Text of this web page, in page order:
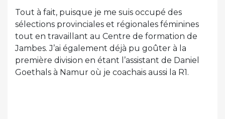
Tout à fait, puisque je me suis occupé des
sélections provinciales et régionales féminines
tout en travaillant au Centre de formation de
Jambes. J’ai également déjà pu goûter à la
première division en étant l’assistant de Daniel
Goethals à Namur où je coachais aussi la R1.